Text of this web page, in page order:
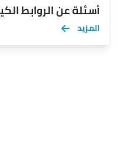
أسئلة عن الروابط
المزيد